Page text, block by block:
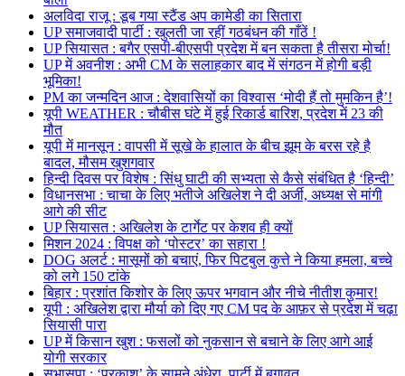
अलविदा राजू : डूब गया स्टैंड अप कामेडी का सितारा
UP समाजवादी पार्टी : खुलती जा रहीं गठबंधन की गाँठें !
UP सियासत : बगैर एसपी-बीएसपी प्रदेश में बन सकता है तीसरा मोर्चा!
UP में अवनीश : अभी CM के सलाहकार बाद में संगठन में होगी बड़ी
भूमिका!
PM का जन्मदिन आज : देशवासियों का विश्वास ‘मोदी हैं तो मुमकिन है’!
यूपी WEATHER : चौबीस घंटे में हुई रिकार्ड बारिश, प्रदेश में 23 की
मौत
यूपी में मानसून : वापसी में सूखे के हालात के बीच झूम के बरस रहे है
बादल, मौसम खुशगवार
हिन्दी दिवस पर विशेष : सिंधु घाटी की सभ्यता से कैसे संबंधित है ‘हिन्दी’
विधानसभा : चाचा के लिए भतीजे अखिलेश ने दी अर्जी, अध्यक्ष से मांगी
आगे की सीट
UP सियासत : अखिलेश के टार्गेट पर केशव ही क्यों
मिशन 2024 : विपक्ष को ‘पोस्टर’ का सहारा !
DOG अलर्ट : मासूमों को बचाएं, फिर पिटबुल कुत्ते ने किया हमला, बच्चे
को लगे 150 टांके
बिहार : प्रशांत किशोर के लिए ऊपर भगवान और नीचे नीतीश कुमार!
यूपी : अखिलेश द्वारा मौर्या को दिए गए CM पद के आफ़र से प्रदेश में चढ़ा
सियासी पारा
UP में किसान खुश : फसलों को नुकसान से बचाने के लिए आगे आई
योगी सरकार